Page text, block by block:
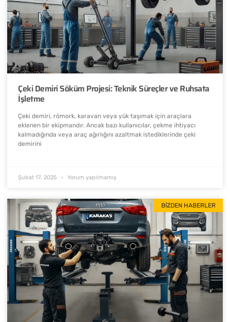
Çeki Demiri Söküm Projesi: Teknik Süreçler ve Ruhsata
İşletme
Çeki demiri, römork, karavan veya yük taşımak için araçlara
eklenen bir ekipmandır. Ancak bazı kullanıcılar, çekme ihtiyacı
kalmadığında veya araç ağırlığını azaltmak istediklerinde çeki
demirini
Şubat 17, 2025 Yorum yapılmamış
BIZDEN HABERLER